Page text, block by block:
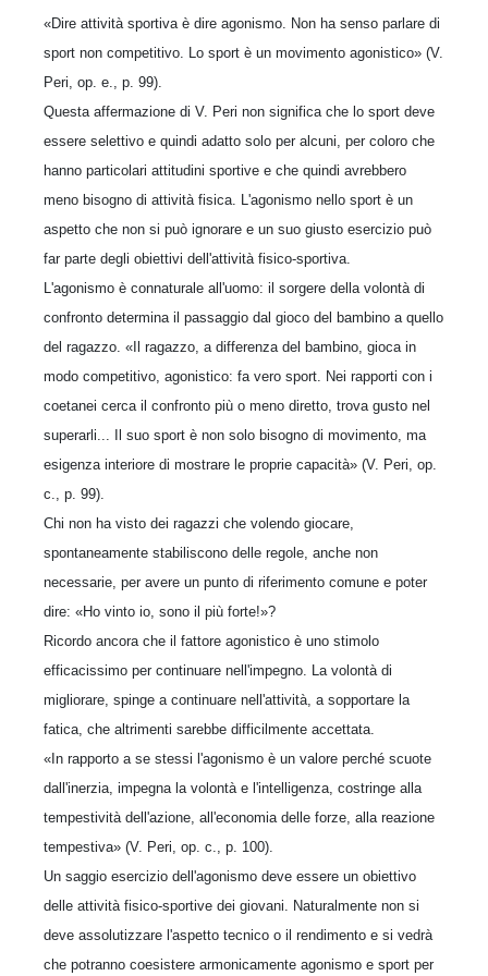
«Dire attività sportiva è dire agonismo. Non ha senso parlare di
sport non competitivo. Lo sport è un movimento agonistico» (V.
Peri, op. e., p. 99).
Questa affermazione di V. Peri non significa che lo sport deve
essere selettivo e quindi adatto solo per alcuni, per coloro che
hanno particolari attitudini sportive e che quindi avrebbero
meno bisogno di attività fisica. L'agonismo nello sport è un
aspetto che non si può ignorare e un suo giusto esercizio può
far parte degli obiettivi dell'attività fisico-sportiva.
L'agonismo è connaturale all'uomo: il sorgere della volontà di
confronto determina il passaggio dal gioco del bambino a quello
del ragazzo. «Il ragazzo, a differenza del bambino, gioca in
modo competitivo, agonistico: fa vero sport. Nei rapporti con i
coetanei cerca il confronto più o meno diretto, trova gusto nel
superarli... Il suo sport è non solo bisogno di movimento, ma
esigenza interiore di mostrare le proprie capacità» (V. Peri, op.
c., p. 99).
Chi non ha visto dei ragazzi che volendo giocare,
spontaneamente stabiliscono delle regole, anche non
necessarie, per avere un punto di riferimento comune e poter
dire: «Ho vinto io, sono il più forte!»?
Ricordo ancora che il fattore agonistico è uno stimolo
efficacissimo per continuare nell'impegno. La volontà di
migliorare, spinge a continuare nell'attività, a sopportare la
fatica, che altrimenti sarebbe difficilmente accettata.
«In rapporto a se stessi l'agonismo è un valore perché scuote
dall'inerzia, impegna la volontà e l'intelligenza, costringe alla
tempestività dell'azione, all'economia delle forze, alla reazione
tempestiva» (V. Peri, op. c., p. 100).
Un saggio esercizio dell'agonismo deve essere un obiettivo
delle attività fisico-sportive dei giovani. Naturalmente non si
deve assolutizzare l'aspetto tecnico o il rendimento e si vedrà
che potranno coesistere armonicamente agonismo e sport per